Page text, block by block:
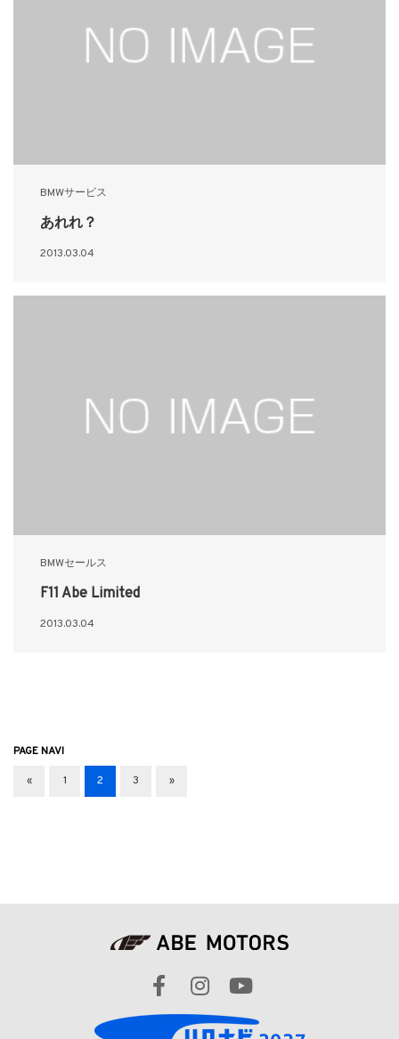
BMWサービス
あれれ？
2013.03.04
BMWセールス
F11 Abe Limited
2013.03.04
PAGE NAVI
« 1 2 3 »